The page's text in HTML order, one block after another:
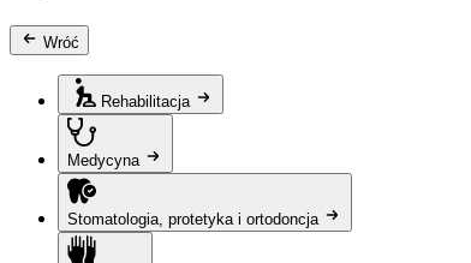
Wróć
Rehabilitacja
Medycyna
Stomatologia, protetyka i ortodoncja